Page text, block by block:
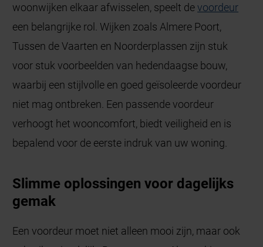
woonwijken elkaar afwisselen, speelt devoordeur
een belangrijke rol. Wijken zoals Almere Poort,
Tussen de Vaarten en Noorderplassen zijn stuk
voor stuk voorbeelden van hedendaagse bouw,
waarbij een stijlvolle en goed geïsoleerde voordeur
niet mag ontbreken. Een passende voordeur
verhoogt het wooncomfort, biedt veiligheid en is
bepalend voor de eerste indruk van uw woning.
Slimme oplossingen voor dagelijks
gemak
Een voordeur moet niet alleen mooi zijn, maar ook